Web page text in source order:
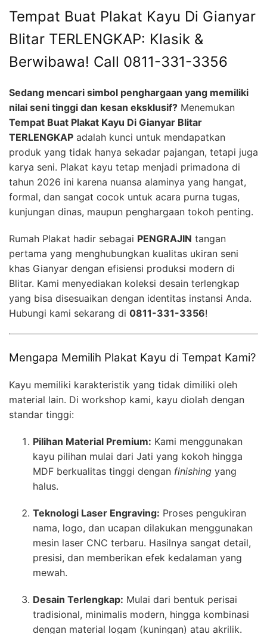
Tempat Buat Plakat Kayu Di Gianyar
Blitar TERLENGKAP: Klasik &
Berwibawa! Call 0811-331-3356
Sedang mencari simbol penghargaan yang memiliki
nilai seni tinggi dan kesan eksklusif? Menemukan
Tempat Buat Plakat Kayu Di Gianyar Blitar
TERLENGKAP adalah kunci untuk mendapatkan
produk yang tidak hanya sekadar pajangan, tetapi juga
karya seni. Plakat kayu tetap menjadi primadona di
tahun 2026 ini karena nuansa alaminya yang hangat,
formal, dan sangat cocok untuk acara purna tugas,
kunjungan dinas, maupun penghargaan tokoh penting.
Rumah Plakat hadir sebagai PENGRAJIN tangan
pertama yang menghubungkan kualitas ukiran seni
khas Gianyar dengan efisiensi produksi modern di
Blitar. Kami menyediakan koleksi desain terlengkap
yang bisa disesuaikan dengan identitas instansi Anda.
Hubungi kami sekarang di 0811-331-3356!
Mengapa Memilih Plakat Kayu di Tempat Kami?
Kayu memiliki karakteristik yang tidak dimiliki oleh
material lain. Di workshop kami, kayu diolah dengan
standar tinggi:
Pilihan Material Premium: Kami menggunakan
kayu pilihan mulai dari Jati yang kokoh hingga
MDF berkualitas tinggi dengan finishing yang
halus.
Teknologi Laser Engraving: Proses pengukiran
nama, logo, dan ucapan dilakukan menggunakan
mesin laser CNC terbaru. Hasilnya sangat detail,
presisi, dan memberikan efek kedalaman yang
mewah.
Desain Terlengkap: Mulai dari bentuk perisai
tradisional, minimalis modern, hingga kombinasi
dengan material logam (kuningan) atau akrilik.